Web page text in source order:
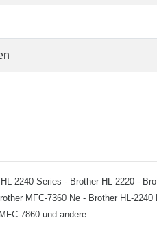
2240 Series - Brother HL-2220 -
MFC-7360 Ne - Brother HL-
7860 und andere...